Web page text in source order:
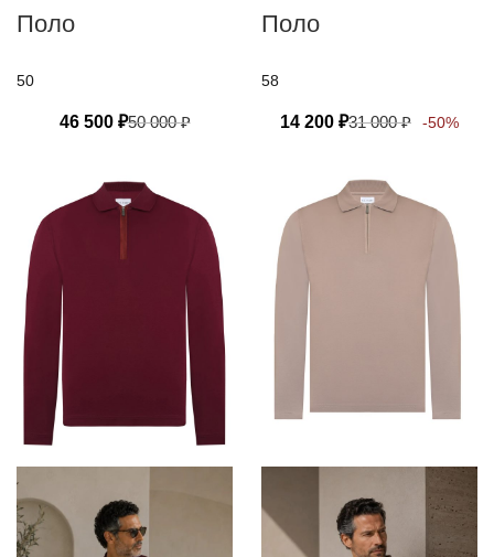
Поло
50
50 000₽
46 500 ₽
Поло
58
14 200 ₽31 000₽ -50%